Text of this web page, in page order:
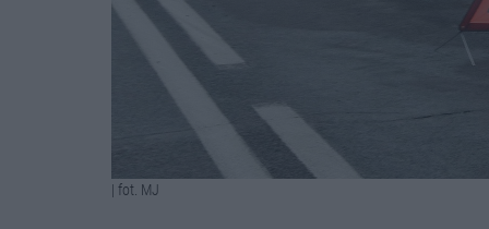
| fot. MJ